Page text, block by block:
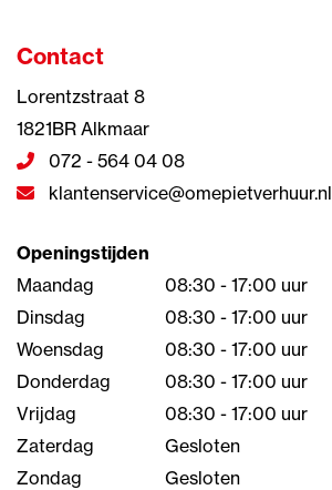
Contact
Lorentzstraat 8
1821BR Alkmaar
072 - 564 04 08
klantenservice@omepietverhuur.nl
Openingstijden
Maandag
08:30 - 17:00 uur
Dinsdag
08:30 - 17:00 uur
Woensdag
08:30 - 17:00 uur
Donderdag
08:30 - 17:00 uur
Vrijdag
08:30 - 17:00 uur
Zaterdag
Gesloten
Zondag
Gesloten